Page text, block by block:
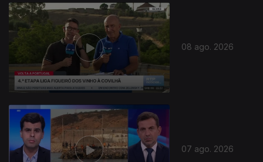
08 ago. 2026
07 ago. 2026